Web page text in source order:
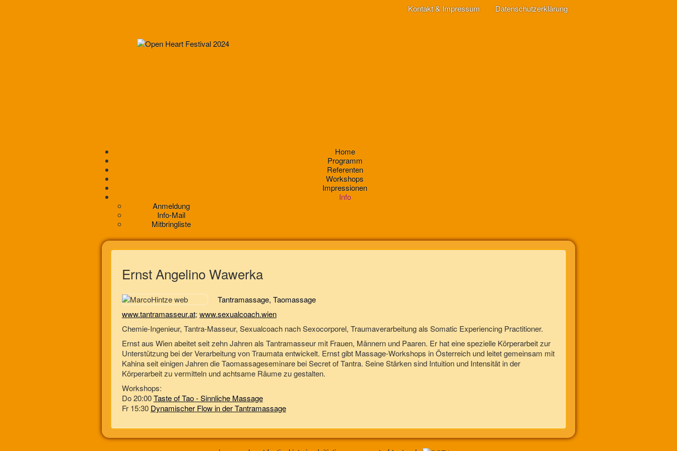
Kontakt & Impressum Datenschutzerklärung
Home
Programm
Referenten
Workshops
Impressionen
Info
Anmeldung
Info-Mail
Mitbringliste
Ernst Angelino Wawerka
Tantramassage, Taomassage
www.tantramasseur.at; www.sexualcoach.wien
Chemie-Ingenieur, Tantra-Masseur, Sexualcoach nach Sexocorporel, Traumaverarbeitung als Somatic Experiencing Practitioner.
Ernst aus Wien abeitet seit zehn Jahren als Tantramasseur mit Frauen, Männern und Paaren. Er hat eine spezielle Körperarbeit zur
Unterstützung bei der Verarbeitung von Traumata entwickelt. Ernst gibt Massage-Workshops in Österreich und leitet gemeinsam mit
Kahina seit einigen Jahren die Taomassageseminare bei Secret of Tantra. Seine Stärken sind Intuition und Intensität in der
Körperarbeit zu vermitteln und achtsame Räume zu gestalten.
Workshops:
Do 20:00Taste of Tao - Sinnliche Massage
Fr 15:30 Dynamischer Flow in der Tantramassage